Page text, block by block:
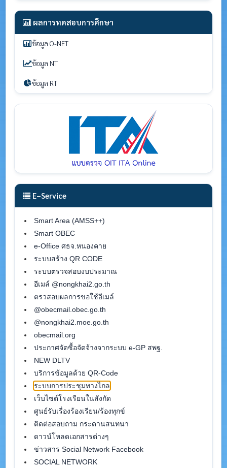
ผลการทดสอบการศึกษา
ข้อมูล O-NET
ข้อมูล NT
ข้อมูล RT
E–Service
Smart Area (AMSS++)
Smart OBEC
e-Office ศธจ.หนองคาย
ระบบสร้าง QR CODE
ระบบตรวจสอบงบประมาณ
อีเมล์ @nongkhai2.go.th
ตรวสอบผลการขอใช้อีเมล์
@obecmail.obec.go.th
@nongkhai2.moe.go.th
obecmail.org
ประกาศจัดซื้อจัดจ้างจากระบบ e-GP สพฐ.
NEW DLTV
บริการข้อมูลด้วย QR-Code
ระบบการประชุมทางไกล
เว็บไซต์โรงเรียนในสังกัด
ศูนย์รับเรื่องร้องเรียน/ร้องทุกข์
ติดต่อสอบถาม กระดานสนทนา
ดาวน์โหลดเอกสารต่างๆ
ข่าวสาร Social Network Facebook
SOCIAL NETWORK